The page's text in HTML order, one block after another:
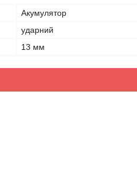
Акумулятор
ударний
13 мм